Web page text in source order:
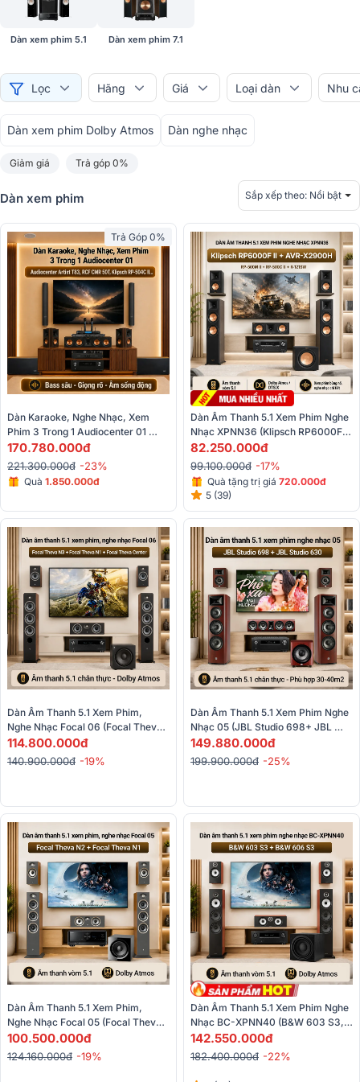
Dàn xem phim 5.1 Dàn xem phim 7.1
Lọc Hãng Giá Loại dàn Nhu
Dàn xem phim Dolby Atmos Dàn nghe nhạc
Giảm giá Trả góp 0%
Dàn xem phim Sắp xếp theo: Nổi bật
Trả Góp 0%
Dàn Karaoke, Nghe Nhạc, Xem
Phim 3 Trong 1 Audiocenter 01
(Audiocenter Artist T83, RCF CMR
50T, Klipsch RP-504C II...)
170.780.000đ
221.300.000đ -23%
Quà 1.850.000đ
Dàn Âm Thanh 5.1 Xem Phim Nghe
Nhạc XPNN36 (Klipsch RP6000F
II+ RP500M II+ RP500C II+ R-
121SW+ AVR-X2900H)
82.250.000đ
99.100.000đ -17%
Quà tặng trị giá 720.000đ
5 (39)
Dàn Âm Thanh 5.1 Xem Phim,
Nghe Nhạc Focal 06 (Focal Theva
N3, Focal Theva N1, Focal Theva
Center,...)
114.800.000đ
140.900.000đ -19%
Dàn Âm Thanh 5.1 Xem Phim Nghe
Nhạc 05 (JBL Studio 698+ JBL
Studio 630+ JBL Studio 665C+
JBL Studio 660P+ AVC-X6700H)
149.880.000đ
199.900.000đ -25%
Dàn Âm Thanh 5.1 Xem Phim,
Nghe Nhạc Focal 05 (Focal Theva
N2, Focal Theva N1, Focal
Theva,...)
100.500.000đ
124.160.000đ -19%
Dàn Âm Thanh 5.1 Xem Phim Nghe
Nhạc BC-XPNN40 (B&W 603 S3,
B&W 606 S3, B&W HTM6 S2,
B&W ASW610XP, Denon AVR-
142.550.000đ
182.400.000đ -22%